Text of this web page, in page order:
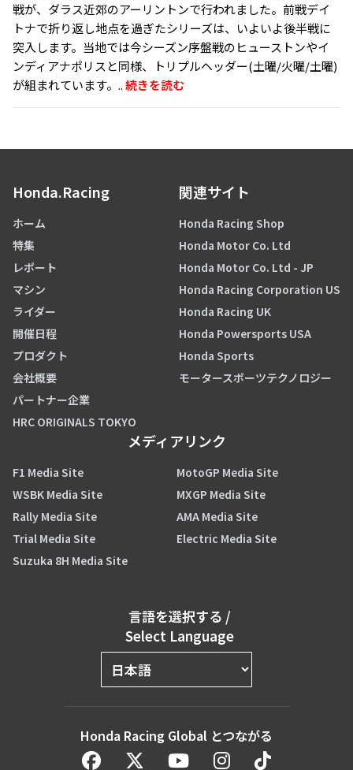
戦が、ダラス近郊のアーリントンで行われました。前戦デイ
トナで折り返し地点を過ぎたシリーズは、いよいよ後半戦に
突入します。当地では今シーズン序盤戦のヒューストンやイ
ンディアナポリスと同様、トリプルヘッダー(土曜/火曜/土曜)
が組まれています。..続きを読む
Honda.Racing
ホーム
特集
レポート
マシン
ライダー
開催日程
プロダクト
会社概要
パートナー企業
HRC ORIGINALS TOKYO
関連サイト
Honda Racing Shop
Honda Motor Co. Ltd
Honda Motor Co. Ltd - JP
Honda Racing Corporation US
Honda Racing UK
Honda Powersports USA
Honda Sports
モータースポーツテクノロジー
メディアリンク
F1 Media Site
MotoGP Media Site
WSBK Media Site
MXGP Media Site
Rally Media Site
AMA Media Site
Trial Media Site
Electric Media Site
Suzuka 8H Media Site
言語を選択する /
Select Language
Honda Racing Global とつながる